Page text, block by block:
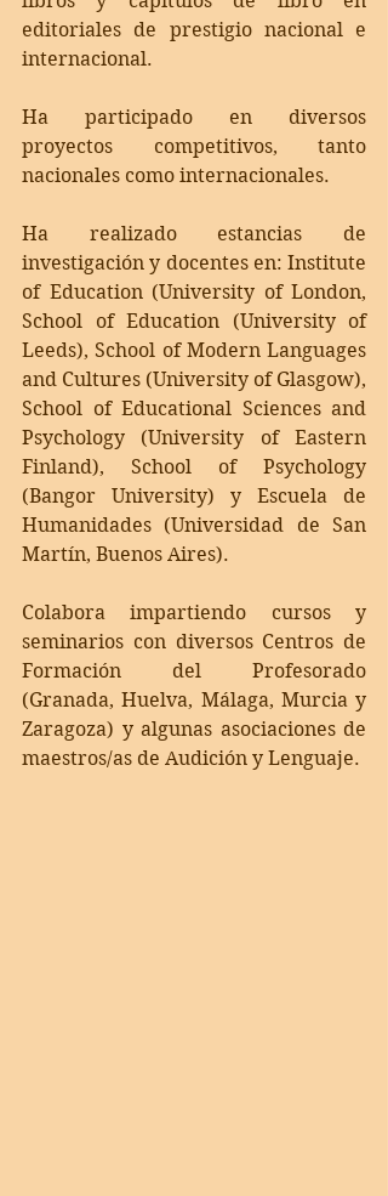
editoriales de prestigio nacional e
internacional.
Ha participado en diversos
proyectos competitivos, tanto
nacionales como internacionales.
Ha realizado estancias de
investigación y docentes en: Institute
of Education (University of London,
School of Education (University of
Leeds), School of Modern Languages
and Cultures (University of Glasgow),
School of Educational Sciences and
Psychology (University of Eastern
Finland), School of Psychology
(Bangor University) y Escuela de
Humanidades (Universidad de San
Martín, Buenos Aires).
Colabora impartiendo cursos y
seminarios con diversos Centros de
Formación del Profesorado
(Granada, Huelva, Málaga, Murcia y
Zaragoza) y algunas asociaciones de
maestros/as de Audición y Lenguaje.